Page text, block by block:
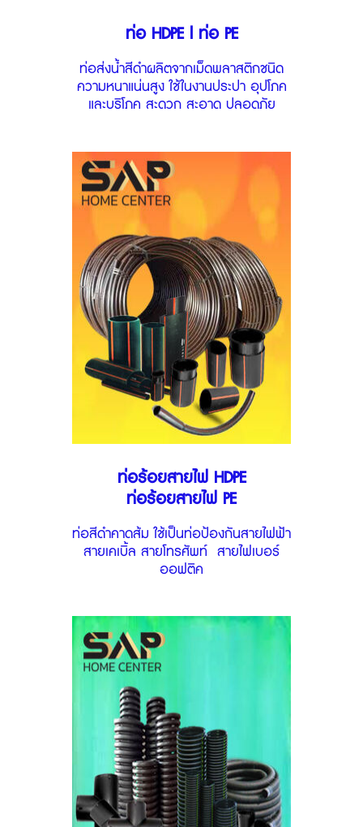
ท่อ HDPE l ท่อ PE
ท่อส่งน้ำสีดำผลิตจากเม็ดพลาสติกชนิด
ความหนาแน่นสูง ใช้ในงานประปา อุปโภค
และบริโภค สะดวก สะอาด ปลอดภัย
ท่อร้อยสายไฟ HDPE
ท่อร้อยสายไฟ PE
ท่อสีดำคาดส้ม ใช้เป็นท่อป้องกันสายไฟฟ้า
สายเคเบิ้ล สายโทรศัพท์ สายไฟเบอร์
ออฟติค